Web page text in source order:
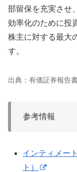
部留保を充実させ
効率化のために投
株主に対する最大
す。
出典：有価証券報告
参考情報
インティメー
ト）